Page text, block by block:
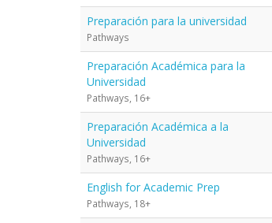
Preparación para la universidad
Pathways
Preparación Académica para la
Universidad
Pathways, 16+
Preparación Académica a la
Universidad
Pathways, 16+
English for Academic Prep
Pathways, 18+